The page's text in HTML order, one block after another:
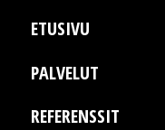
ETUSIVU
PALVELUT
REFERENSSIT